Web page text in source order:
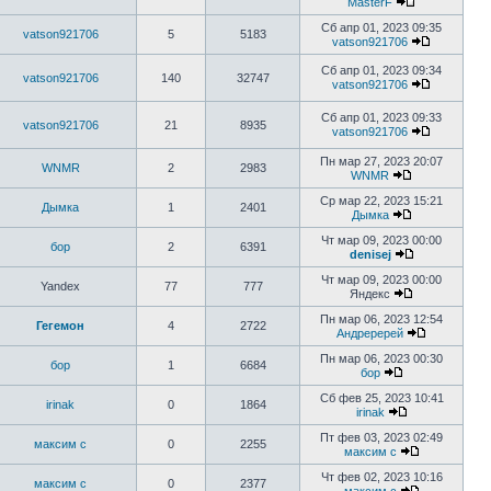
vatson921706 5 5183
Сб апр 01, 2023 09:35
vatson921706
vatson921706 140 32747
Сб апр 01, 2023 09:34
vatson921706
vatson921706 21 8935
Сб апр 01, 2023 09:33
vatson921706
WNMR 2 2983
Пн мар 27, 2023 20:07
WNMR
Дымка 1 2401
Ср мар 22, 2023 15:21
Дымка
бор 2 6391
Чт мар 09, 2023 00:00
denisej
Yandex 77 777
Чт мар 09, 2023 00:00
Яндекс
Гегемон 4 2722
Пн мар 06, 2023 12:54
Андреререй
бор 1 6684
Пн мар 06, 2023 00:30
бор
irinak 0 1864
Сб фев 25, 2023 10:41
irinak
максим с 0 2255
Пт фев 03, 2023 02:49
максим с
максим с 0 2377
Чт фев 02, 2023 10:16